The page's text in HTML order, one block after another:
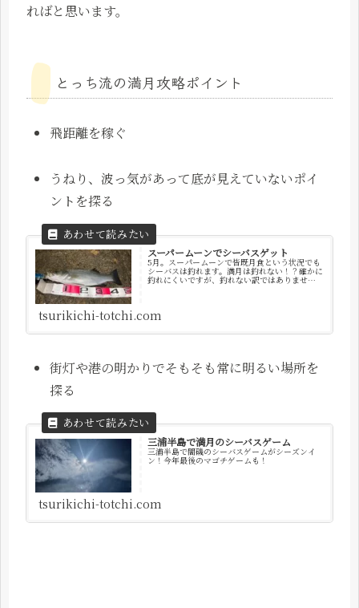
ればと思います。
とっち流の満月攻略ポイント
飛距離を稼ぐ
うねり、波っ気があって底が見えていないポイ
ントを探る
スーパームーンでシーバスゲット
5月。スーパームーンで皆既月食という状況でも
シーバスは釣れます。満月は釣れない！？確かに
釣れにくいですが、釣れない訳ではありませ
tsurikichi-totchi.com
街灯や港の明かりでそもそも常に明るい場所を
探る
三浦半島で満月のシーバスゲーム
三浦半島で闇磯のシーバスゲームがシーズンイ
ン！今年最後のマゴチゲームも！
tsurikichi-totchi.com